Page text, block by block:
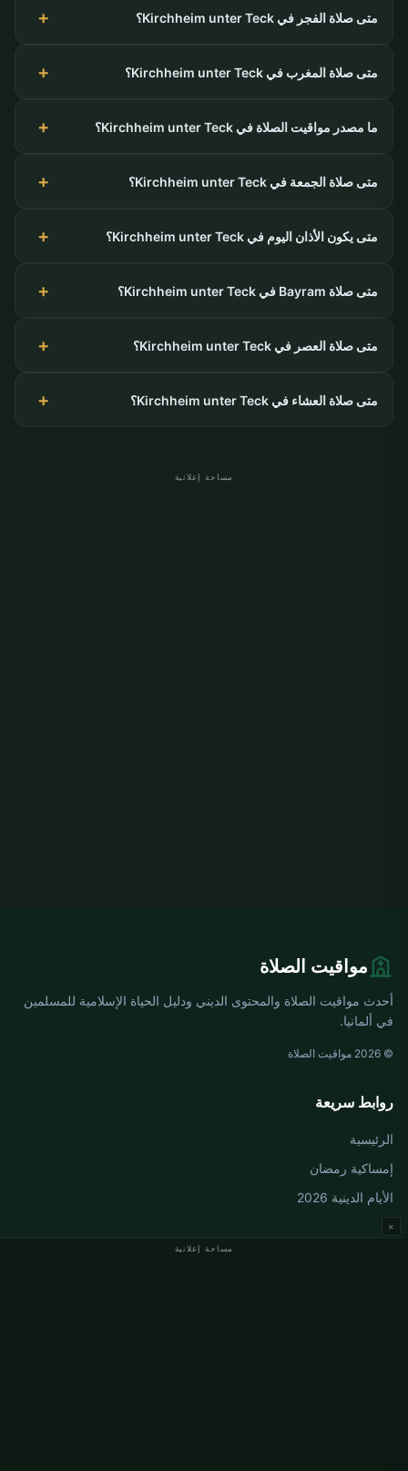
متى صلاة الفجر في Kirchheim unter Teck؟
متى صلاة المغرب في Kirchheim unter Teck؟
ما مصدر مواقيت الصلاة في Kirchheim unter Teck؟
متى صلاة الجمعة في Kirchheim unter Teck؟
متى يكون الأذان اليوم في Kirchheim unter Teck؟
متى صلاة Bayram في Kirchheim unter Teck؟
متى صلاة العصر في Kirchheim unter Teck؟
متى صلاة العشاء في Kirchheim unter Teck؟
مساحة إعلانية
مساحة إعلانية
×
مواقيت الصلاة
أحدث مواقيت الصلاة والمحتوى الديني ودليل الحياة الإسلامية للمسلمين
في ألمانيا.
© 2026 مواقيت الصلاة
روابط سريعة
الرئيسية
إمساكية رمضان
الأيام الدينية 2026